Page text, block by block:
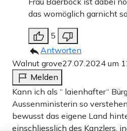
das womöglich garnicht
5
Antworten
Walnut grove27.07.2024 um
Melden
Kann ich als “ laienhafter“
Aussenministerin so
bewusst das eigene Land
einschliesslich des Kanzlers,